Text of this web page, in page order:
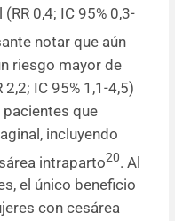
0,4; IC 95% 0,3-
notar que aún
riesgo mayor de
IC 95% 1,1-4,5)
que
incluyendo
intraparto20. Al
el único beneficio
con cesárea